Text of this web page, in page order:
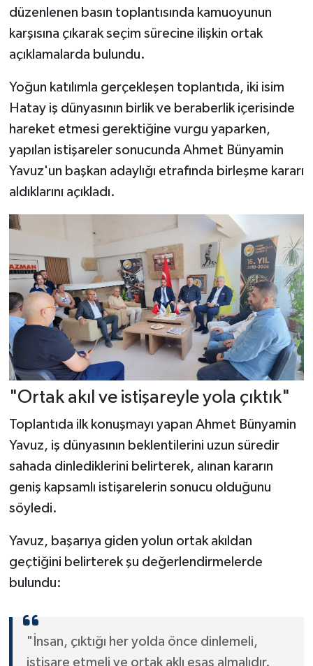
düzenlenen basın toplantısında kamuoyunun
karşısına çıkarak seçim sürecine ilişkin ortak
açıklamalarda bulundu.
Yoğun katılımla gerçekleşen toplantıda, iki isim
Hatay iş dünyasının birlik ve beraberlik içerisinde
hareket etmesi gerektiğine vurgu yaparken,
yapılan istişareler sonucunda Ahmet Bünyamin
Yavuz'un başkan adaylığı etrafında birleşme kararı
aldıklarını açıkladı.
"Ortak akıl ve istişareyle yola çıktık"
Toplantıda ilk konuşmayı yapan Ahmet Bünyamin
Yavuz, iş dünyasının beklentilerini uzun süredir
sahada dinlediklerini belirterek, alınan kararın
geniş kapsamlı istişarelerin sonucu olduğunu
söyledi.
Yavuz, başarıya giden yolun ortak akıldan
geçtiğini belirterek şu değerlendirmelerde
bulundu:
"İnsan, çıktığı her yolda önce dinlemeli,
istişare etmeli ve ortak aklı esas almalıdır.